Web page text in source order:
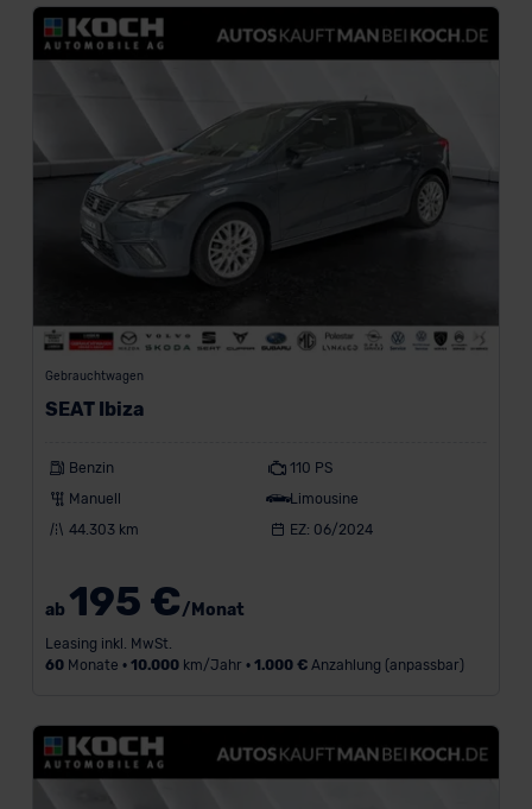
Gebrauchtwagen
SEAT Ibiza
Benzin
110 PS
Manuell
Limousine
44.303 km
EZ: 06/2024
ab 195 €/Monat
Leasing inkl. MwSt.
60Monate • 10.000km/Jahr • 1.000 €Anzahlung (anpassbar)